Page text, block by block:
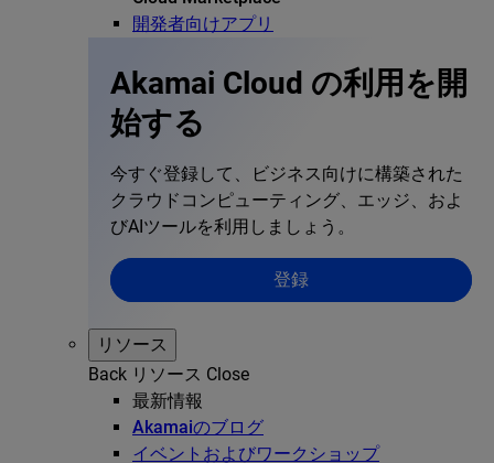
開発者向けアプリ
Akamai Cloud の利用を開
始する
今すぐ登録して、ビジネス向けに構築された
クラウドコンピューティング、エッジ、およ
びAIツールを利用しましょう。
登録
リソース
Back リソース Close
最新情報
Akamaiのブログ
イベントおよびワークショップ